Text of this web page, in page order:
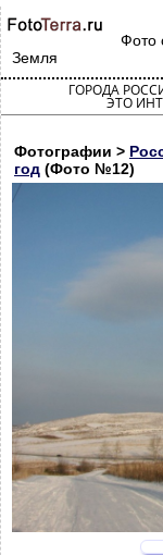
Фото
Земля
ГОРОДА
ЭТО
Фотографии >
год (Фото №12)